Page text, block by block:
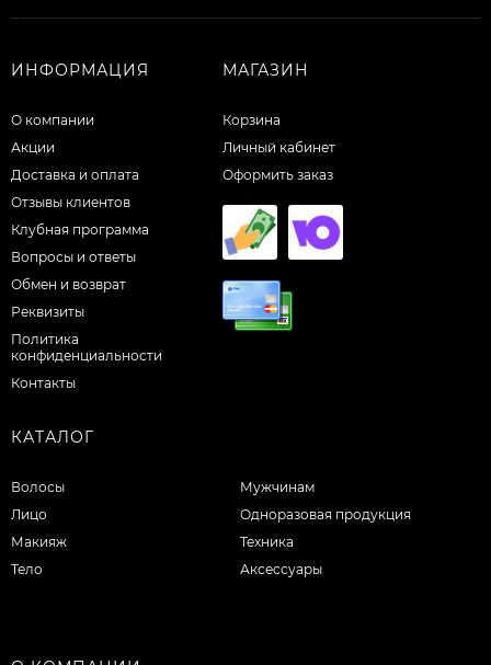
ИНФОРМАЦИЯ
О компании
Акции
Доставка и оплата
Отзывы клиентов
Клубная программа
Вопросы и ответы
Обмен и возврат
Реквизиты
Политика
конфиденциальности
Контакты
МАГАЗИН
Корзина
Личный кабинет
Оформить заказ
КАТАЛОГ
Волосы
Лицо
Макияж
Тело
Мужчинам
Одноразовая продукция
Техника
Аксессуары